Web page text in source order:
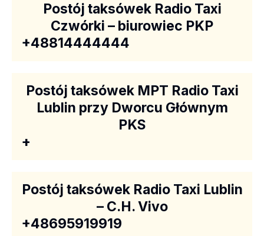
Postój taksówek Radio Taxi
Czwórki – biurowiec PKP
+48814444444
Postój taksówek MPT Radio Taxi
Lublin przy Dworcu Głównym
PKS
+
Postój taksówek Radio Taxi Lublin
– C.H. Vivo
+48695919919